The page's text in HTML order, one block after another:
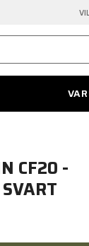
CF20 -